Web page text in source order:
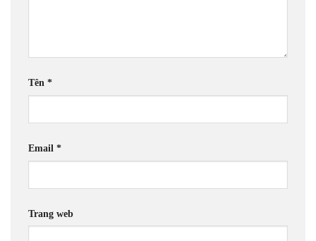
Tên *
Email *
Trang web